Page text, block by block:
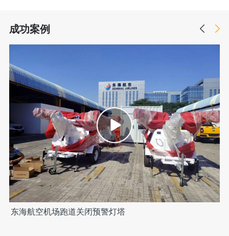
成功案例
东海航空机场跑道关闭预警灯塔